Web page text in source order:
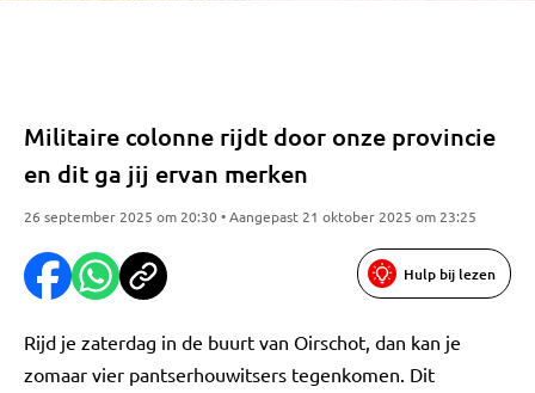
Militaire colonne rijdt door onze provincie
en dit ga jij ervan merken
26 september 2025 om 20:30 • Aangepast 21 oktober 2025 om 23:25
Hulp bij lezen
Rijd je zaterdag in de buurt van Oirschot, dan kan je
zomaar vier pantserhouwitsers tegenkomen. Dit